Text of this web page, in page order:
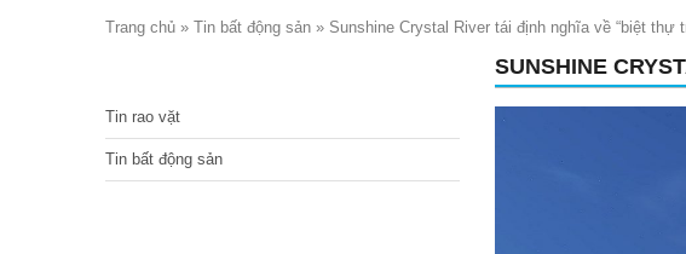
Trang chủ » Tin bất động sản » Sunshine Crystal River tái định nghĩa về “biệt thự
SUNSHINE
Tin rao vặt
Tin bất động sản